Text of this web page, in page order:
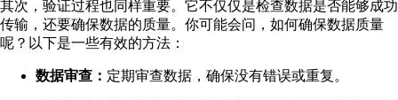
其次，验证过程也同样重要。它不仅仅是检查数据是否能够成功
传输，还要确保数据的质量。你可能会问，如何确保数据质量
呢？以下是一些有效的方法：
数据审查： 定期审查数据，确保没有错误或重复。